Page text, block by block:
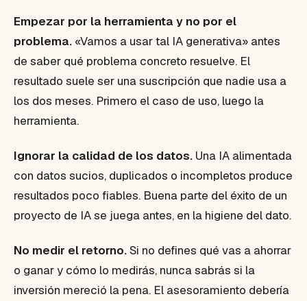
Empezar por la herramienta y no por el
problema. «Vamos a usar tal IA generativa» antes
de saber qué problema concreto resuelve. El
resultado suele ser una suscripción que nadie usa a
los dos meses. Primero el caso de uso, luego la
herramienta.
Ignorar la calidad de los datos. Una IA alimentada
con datos sucios, duplicados o incompletos produce
resultados poco fiables. Buena parte del éxito de un
proyecto de IA se juega antes, en la higiene del dato.
No medir el retorno.Si no defines qué vas a ahorrar
o ganar y cómo lo medirás, nunca sabrás si la
inversión mereció la pena. El asesoramiento debería